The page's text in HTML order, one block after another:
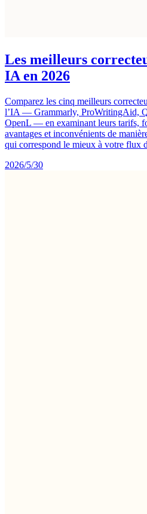
Les meilleurs
IA en 2026
Comparez les cinq meilleurs
l’IA — Grammarly, ProWritingAid,
OpenL — en examinant leurs tarifs,
avantages et inconvénients de
qui correspond le mieux à votre flux
2026/5/30